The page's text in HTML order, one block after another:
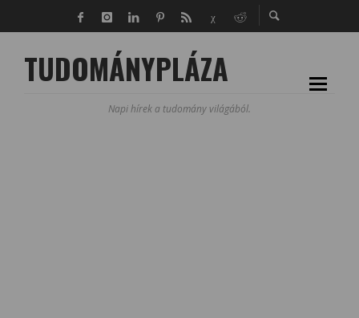
TUDOMÁNYPLÁZA
Napi hírek a tudomány világából.